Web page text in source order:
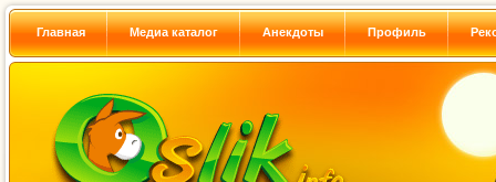
Главная Медиа каталог Анекдоты Профиль